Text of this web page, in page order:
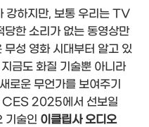
강하지만, 보통 우리는 TV
당한 소리가 없는 동영상만
성 영화 시대부터 알고 있
금도 화질 기술뿐 아니라
로운 무언가를 보여주기
CES 2025에서 선보일
기술인 이클립사 오디오